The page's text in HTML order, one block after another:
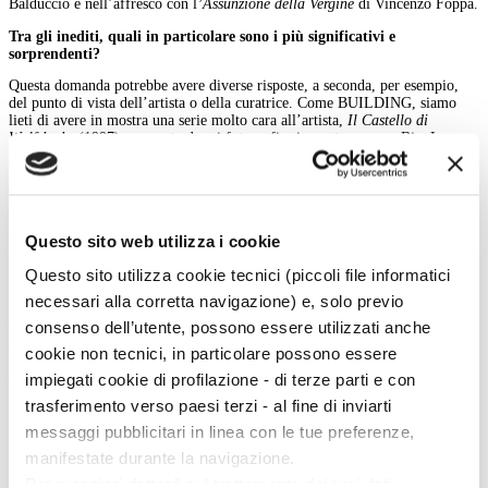
Questo sito web utilizza i cookie
Questo sito utilizza cookie tecnici (piccoli file informatici
necessari alla corretta navigazione) e, solo previo
consenso dell’utente, possono essere utilizzati anche
cookie non tecnici, in particolare possono essere
impiegati cookie di profilazione - di terze parti e con
trasferimento verso paesi terzi - al fine di inviarti
messaggi pubblicitari in linea con le tue preferenze,
manifestate durante la navigazione.
Balduccio e nell’affresco con l ’Assunzione della Vergine di Vincenzo Foppa.
Tra gli inediti, quali in particolare sono i più significativi e
sorprendenti?
Questa domanda potrebbe avere diverse risposte, a seconda, per esempio,
del punto di vista dell’artista o della curatrice. Come BUILDING, siamo
lieti di avere in mostra una serie molto cara all’artista, Il Castello di
Wolfskerke
(1997) composta da sei fotografie ricoperte a penna Bic. Le
immagini ritraggono un castello con particolari disegnati con Bic blu e
rossa, lo stesso maniero che nella precedente serieLettere a me stesso
(1991,
In cosa consiste l'operasite specificrealizzata per BUILDING?
Il lucernario è un elemento architettonico che affaccia sul piano terra di
Appena lo ha visto, Jan Fabre ha voluto creare un’opera unica, che
dialogasse con BUILDING e con il resto della mostra.Il Castello dei miei
L’inchiostro blu, applicato con le mani, ricopre tutta la superficie del vetro
e al centro del lucernario è inciso un castello il quale, come un sogno,
Infine, quando è stata aperta la galleria e qual è la sua mission?
BUILDING ha inaugurato il 27 ottobre 2017 con la mostra personale di